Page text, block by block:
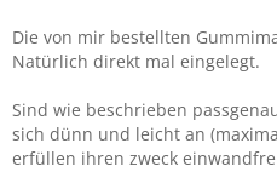
Die von mir bestellten
Natürlich direkt mal eingelegt.
Sind wie beschrieben
sich dünn und leicht an
erfüllen ihren zweck